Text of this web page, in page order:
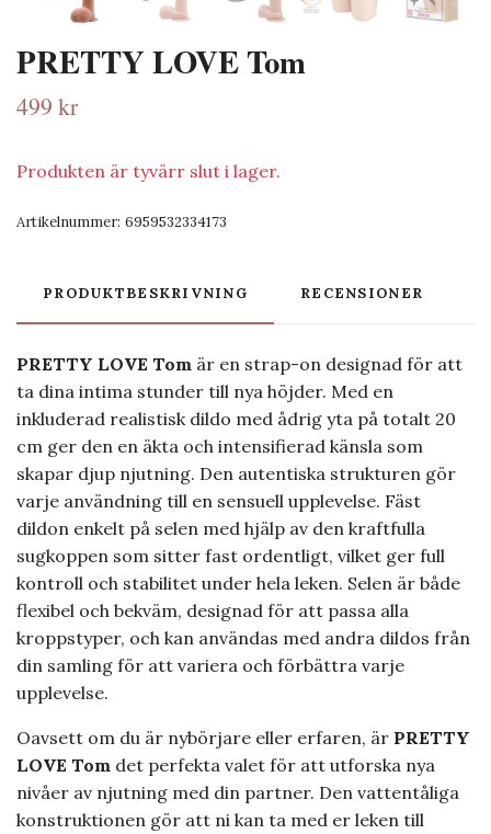
PRETTY LOVE Tom
499 kr
Produkten är tyvärr slut i lager.
Artikelnummer: 6959532334173
PRODUKTBESKRIVNING RECENSIONER
PRETTY LOVE Tom är en strap-on designad för att
ta dina intima stunder till nya höjder. Med en
inkluderad realistisk dildo med ådrig yta på totalt 20
cm ger den en äkta och intensifierad känsla som
skapar djup njutning. Den autentiska strukturen gör
varje användning till en sensuell upplevelse. Fäst
dildon enkelt på selen med hjälp av den kraftfulla
sugkoppen som sitter fast ordentligt, vilket ger full
kontroll och stabilitet under hela leken. Selen är både
flexibel och bekväm, designad för att passa alla
kroppstyper, och kan användas med andra dildos från
din samling för att variera och förbättra varje
upplevelse.
Oavsett om du är nybörjare eller erfaren, är PRETTY
LOVE Tom det perfekta valet för att utforska nya
nivåer av njutning med din partner. Den vattentåliga
konstruktionen gör att ni kan ta med er leken till